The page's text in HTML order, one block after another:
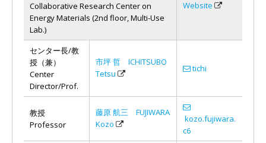
Collaborative Research Center on
Energy Materials (2nd floor, Multi-Use
Lab.)
Website
センター長/教
授（兼）
Center
Director/Prof.
市坪 哲 ICHITSUBO
Tetsu
tichi
教授
Professor
藤原 航三 FUJIWARA
Kozo
kozo.fujiwara.
c6